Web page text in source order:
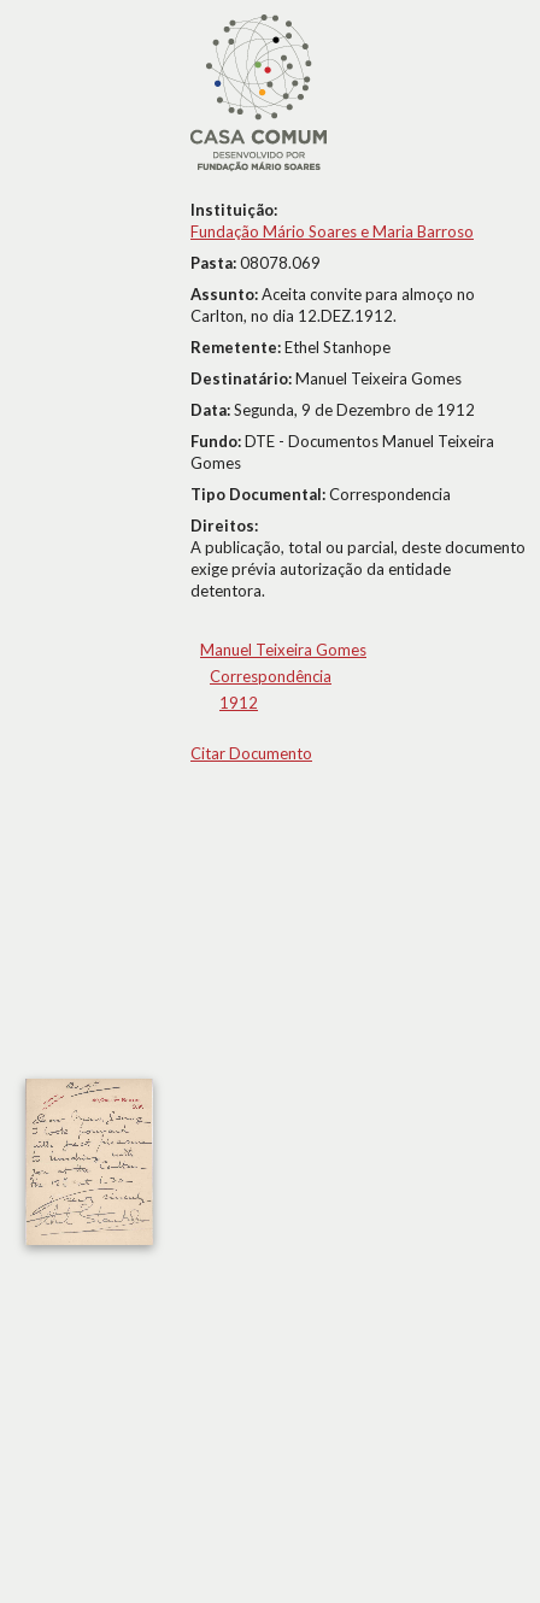
Instituição:
Fundação Mário Soares e Maria Barroso
Pasta:08078.069
Assunto:Aceita convite para almoço no
Carlton, no dia 12.DEZ.1912.
Remetente:Ethel Stanhope
Destinatário:Manuel Teixeira Gomes
Data:Segunda, 9 de Dezembro de 1912
Fundo:DTE - Documentos Manuel Teixeira
Gomes
Tipo Documental:Correspondencia
Direitos:
A publicação, total ou parcial, deste documento
exige prévia autorização da entidade
detentora.
Manuel Teixeira Gomes
Correspondência
1912
Citar Documento